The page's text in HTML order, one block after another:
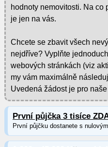
hodnoty nemovitosti. Na co
je jen na vás.
Chcete se zbavit všech
nejdříve? Vyplňte
webových stránkách (viz
my vám maximálně
Uvedená žádost je pro
První půjčka 3 tisíce
První půjčku dostanete s